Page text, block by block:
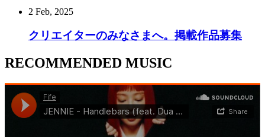
2 Feb, 2025
クリエイターのみなさまへ。掲載作品募集
RECOMMENDED MUSIC